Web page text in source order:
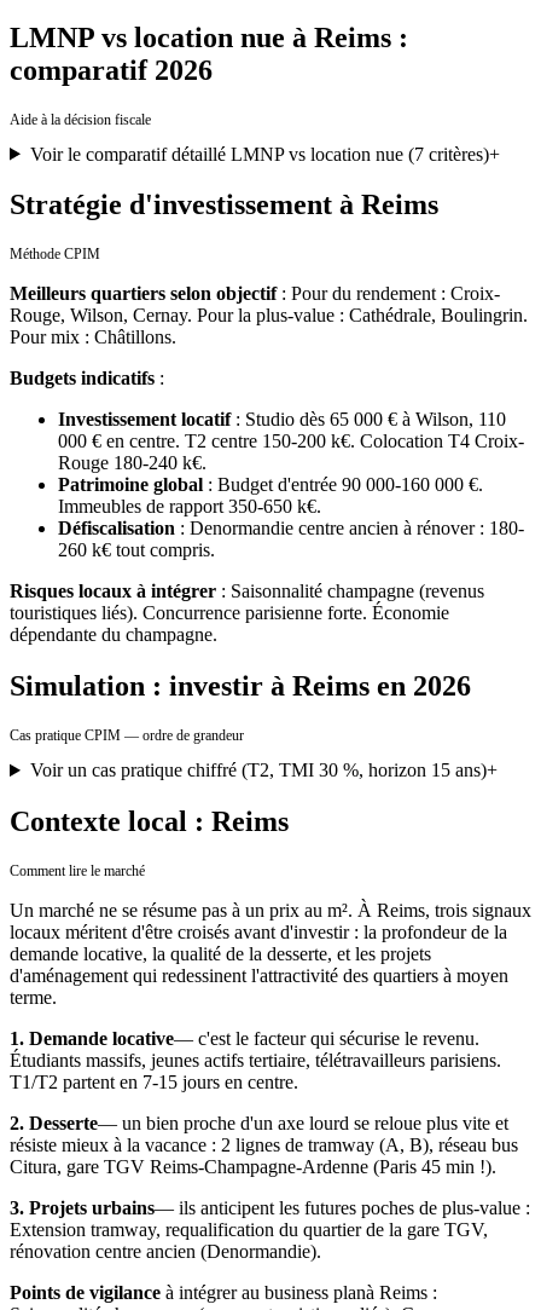
LMNP vs location nue à Reims :
comparatif 2026
Aide à la décision fiscale
Voir le comparatif détaillé LMNP vs location nue (7 critères)+
Stratégie d'investissement à Reims
Méthode CPIM
Meilleurs quartiers selon objectif: Pour du rendement : Croix-
Rouge, Wilson, Cernay. Pour la plus-value : Cathédrale, Boulingrin.
Pour mix : Châtillons.
Budgets indicatifs :
Investissement locatif: Studio dès 65 000 € à Wilson, 110
000 € en centre. T2 centre 150-200 k€. Colocation T4 Croix-
Rouge 180-240 k€.
Patrimoine global : Budget d'entrée 90 000-160 000 €.
Immeubles de rapport 350-650 k€.
Défiscalisation : Denormandie centre ancien à rénover : 180-
260 k€ tout compris.
Risques locaux à intégrer : Saisonnalité champagne (revenus
touristiques liés). Concurrence parisienne forte. Économie
dépendante du champagne.
Simulation : investir à Reims en 2026
Cas pratique CPIM — ordre de grandeur
Voir un cas pratique chiffré (T2, TMI 30 %, horizon 15 ans)+
Contexte local : Reims
Comment lire le marché
Un marché ne se résume pas à un prix au m². À Reims, trois signaux
locaux méritent d'être croisés avant d'investir : la profondeur de la
demande locative, la qualité de la desserte, et les projets
d'aménagement qui redessinent l'attractivité des quartiers à moyen
terme.
1. Demande locative— c'est le facteur qui sécurise le revenu.
Étudiants massifs, jeunes actifs tertiaire, télétravailleurs parisiens.
T1/T2 partent en 7-15 jours en centre.
2. Desserte— un bien proche d'un axe lourd se reloue plus vite et
résiste mieux à la vacance : 2 lignes de tramway (A, B), réseau bus
Citura, gare TGV Reims-Champagne-Ardenne (Paris 45 min !).
3. Projets urbains— ils anticipent les futures poches de plus-value :
Extension tramway, requalification du quartier de la gare TGV,
rénovation centre ancien (Denormandie).
Points de vigilance à intégrer au business planà Reims :